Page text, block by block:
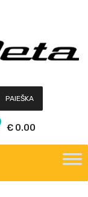
PAIEŠKA
€ 0.00